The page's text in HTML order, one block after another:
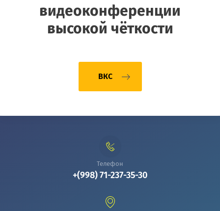
видеоконференции
высокой чёткости
ВКС
Телефон
+(998) 71-237-35-30